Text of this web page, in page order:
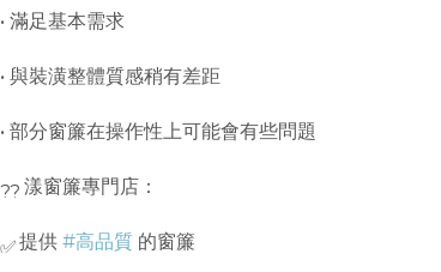
• 滿足基本需求
• 與裝潢整體質感稍有差距
• 部分窗簾在操作性上可能會有些問題
漾窗簾專門店：
提供 #高品質 的窗簾